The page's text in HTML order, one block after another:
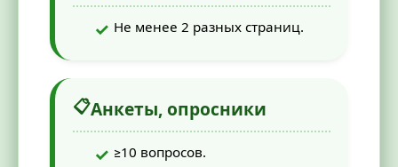
Не менее 2 разных страниц.
📋Анкеты, опросники
≥10 вопросов.